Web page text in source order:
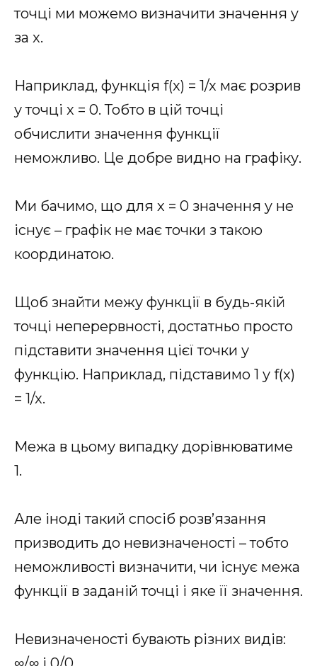
точці ми можемо визначити значення y
за x.
Наприклад, функція f(x) = 1/x має розрив
у точці x = 0. Тобто в цій точці
обчислити значення функції
неможливо. Це добре видно на графіку.
Ми бачимо, що для х = 0 значення y не
існує – графік не має точки з такою
координатою.
Щоб знайти межу функції в будь-якій
точці неперервності, достатньо просто
підставити значення цієї точки у
функцію. Наприклад, підставимо 1 у f(x)
= 1/x.
Межа в цьому випадку дорівнюватиме
1.
Але іноді такий спосіб розв’язання
призводить до невизначеності – тобто
неможливості визначити, чи існує межа
функції в заданій точці і яке її значення.
Невизначеності бувають різних видів: